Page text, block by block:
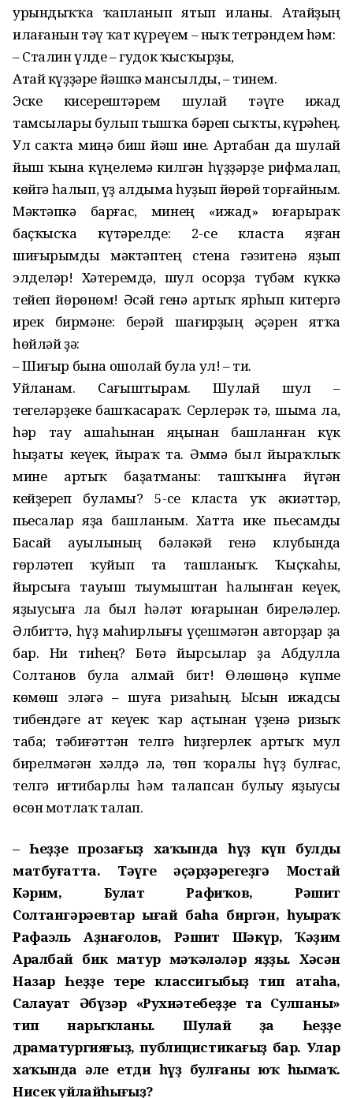
урындыҡҡа ҡапланып ятып иланы. Атайҙың
илағанын тәү ҡат күреүем – ныҡ тетрәндем һәм:
– Сталин үлде – гудок ҡысҡырҙы,
Атай күҙҙәре йәшкә мансылды, – тинем.
Эске кисерештәрем шулай тәүге ижад
тамсылары булып тышҡа бәреп сыҡты, күрәһең.
Ул саҡта миңә биш йәш ине. Артабан да шулай
йыш ҡына күңелемә килгән һүҙҙәрҙе рифмалап,
көйгә һалып, үҙ алдыма һуҙып йөрөй торғайным.
Мәктәпкә барғас, минең «ижад» юғарыраҡ
баҫҡысҡа күтәрелде: 2-се класта яҙған
шиғырымды мәктәптең стена гәзитенә яҙып
элделәр! Хәтеремдә, шул осорҙа түбәм күккә
тейеп йөрөнөм! Әсәй генә артыҡ ярһып китергә
ирек бирмәне: берәй шағирҙың әҫәрен ятҡа
һөйләй ҙә:
– Шиғыр бына ошолай була ул! – ти.
Уйланам. Сағыштырам. Шулай шул –
тегеләрҙеке башҡасараҡ. Серлерәк тә, шыма ла,
һәр тау ашаһынан яңынан башланған күк
һыҙаты кеүек, йыраҡ та. Әммә был йыраҡлыҡ
мине артыҡ баҙатманы: ташҡынға йүгән
кейҙереп буламы? 5-се класта уҡ әкиәттәр,
пьесалар яҙа башланым. Хатта ике пьесамды
Басай ауылының бәләкәй генә клубында
гөрләтеп ҡуйып та ташланыҡ. Ҡыҫҡаһы,
йырсыға тауыш тыумыштан һалынған кеүек,
яҙыусыға ла был һәләт юғарынан биреләлер.
Әлбиттә, һүҙ маһирлығы үҫешмәгән авторҙар ҙа
бар. Ни тиһең? Бөтә йырсылар ҙа Абдулла
Солтанов була алмай бит! Өлөшөңә күпме
көмөш эләгә – шуға ризаһың. Ысын ижадсы
тибендәге ат кеүек: ҡар аҫтынан үҙенә ризыҡ
таба; тәбиғәттән телгә һиҙгерлек артыҡ мул
бирелмәгән хәлдә лә, төп ҡоралы һүҙ булғас,
телгә иғтибарлы һәм талапсан булыу яҙыусы
өсөн мотлаҡ талап.
– Һеҙҙең прозағыҙ хаҡында һүҙ күп булды
матбуғатта. Тәүге әҫәрҙәрегеҙгә Мостай
Кәрим, Булат Рафиҡов, Рәшит
Солтангәрәевтар ыңғай баһа биргән, һуңыраҡ
Рафаэль Аҙнағолов, Рәшит Шәкүр, Ҡәҙим
Аралбай бик матур мәҡәләләр яҙҙы. Хәсән
Назар Һеҙҙе тере классигыбыҙ тип атаһа,
Салауат Әбүзәр «Рухиәтебеҙҙең таң Сулпаны»
тип нарыҡланы. Шулай ҙа Һеҙҙең
драматургияғыҙ, публицистикағыҙ бар. Улар
хаҡында әле етди һүҙ булғаны юҡ һымаҡ.
Нисек уйлайһығыҙ?